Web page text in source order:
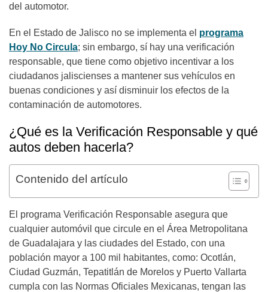
del automotor.
En el Estado de Jalisco no se implementa el programa
Hoy No Circula; sin embargo, sí hay una verificación
responsable, que tiene como objetivo incentivar a los
ciudadanos jaliscienses a mantener sus vehículos en
buenas condiciones y así disminuir los efectos de la
contaminación de automotores.
¿Qué es la Verificación Responsable y qué
autos deben hacerla?
Contenido del artículo
El programa Verificación Responsable asegura que
cualquier automóvil que circule en el Área Metropolitana
de Guadalajara y las ciudades del Estado, con una
población mayor a 100 mil habitantes, como: Ocotlán,
Ciudad Guzmán, Tepatitlán de Morelos y Puerto Vallarta
cumpla con las Normas Oficiales Mexicanas, tengan las